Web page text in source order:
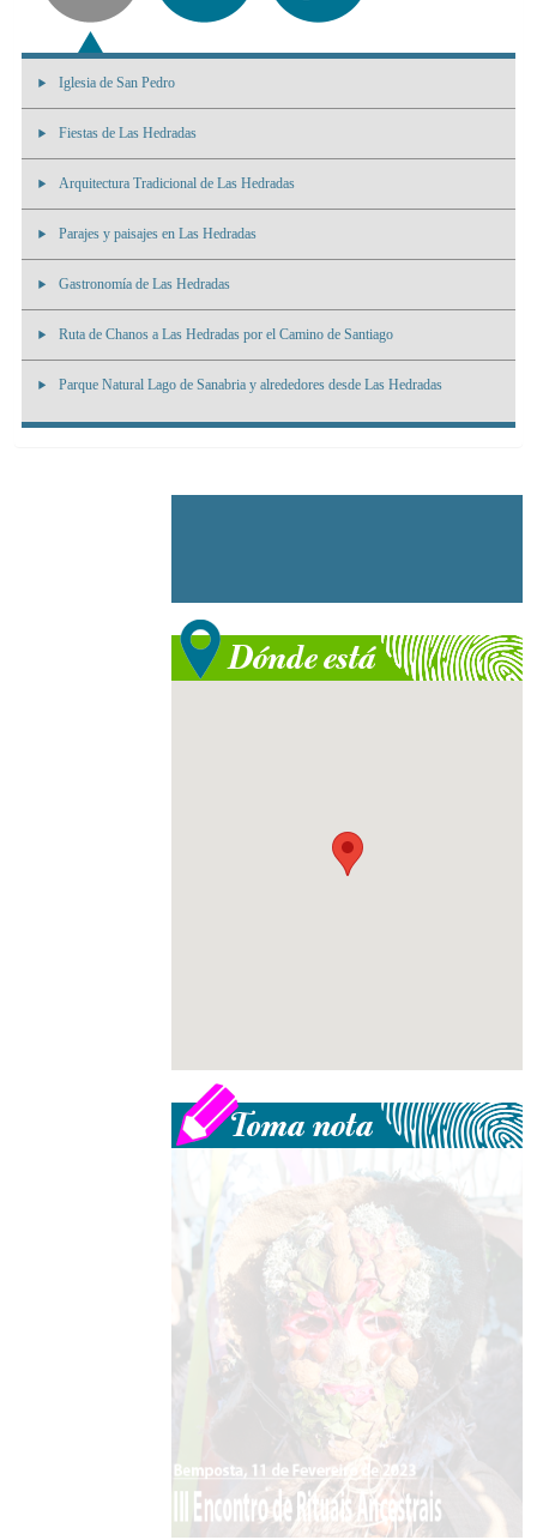
Iglesia de San Pedro
Fiestas de Las Hedradas
Arquitectura Tradicional de Las Hedradas
Parajes y paisajes en Las Hedradas
Gastronomía de Las Hedradas
Ruta de Chanos a Las Hedradas por el Camino de Santiago
Parque Natural Lago de Sanabria y alrededores desde Las Hedradas